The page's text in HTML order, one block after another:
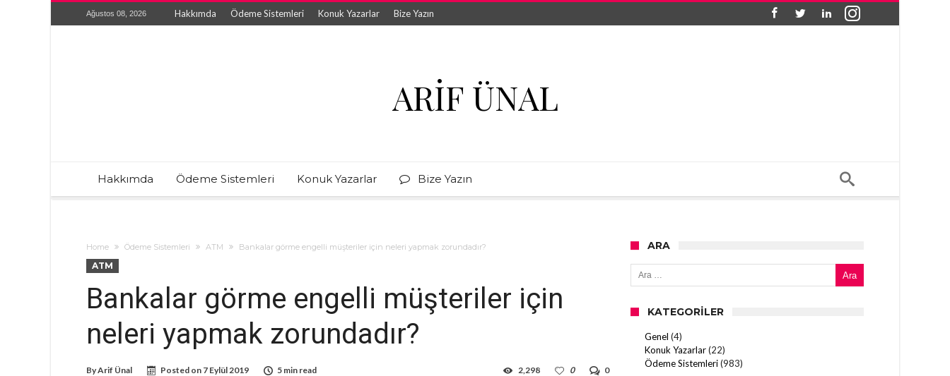
Ağustos 08, 2026 Hakkımda Ödeme Sistemleri Konuk Yazarlar Bize Yazın
ARIF ÜNAL
Hakkımda Ödeme Sistemleri Konuk Yazarlar Bize Yazın
Home Ödeme Sistemleri ATM Bankalar görme engelli müşteriler için neleri yapmak zorundadır?
ATM
Bankalar görme engelli müşteriler için
neleri yapmak zorundadır?
ByArif Ünal Posted on 7 Eylül 2019 5 min read 0
0
2,298
ARA
Arama:
KATEGORILER
Genel (4)
Konuk Yazarlar(22)
Ödeme Sistemleri(983)